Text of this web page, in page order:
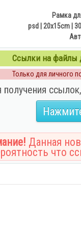
Рамка
psd | 20х15cm |
Ссылки на файлы
Только для личного
получения
Данная
что